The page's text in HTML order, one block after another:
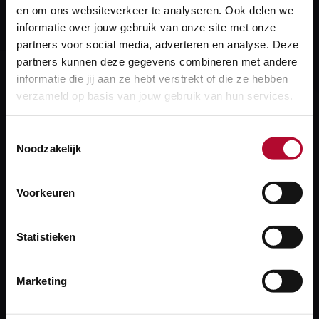
en om ons websiteverkeer te analyseren. Ook delen we
informatie over jouw gebruik van onze site met onze
partners voor social media, adverteren en analyse. Deze
partners kunnen deze gegevens combineren met andere
informatie die jij aan ze hebt verstrekt of die ze hebben
verzameld op basis van jouw gebruik van hun services.
Noodzakelijk
Voorkeuren
Statistieken
Marketing
uPod
Heb je een vraag?
binnen 24 uur.
Stel je vraag
Heb je een technisch probleem?